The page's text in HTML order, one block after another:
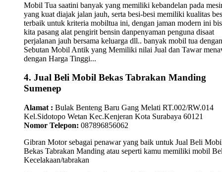
Mobil Tua saatini banyak yang memiliki kebandelan pada
yang kuat diajak jalan jauh, serta besi-besi memiliki kualitas
terbaik untuk kriteria mobiltua ini, dengan jaman modern ini
kita pasang alat pengirit bensin danpenyaman penguna disaat
perjalanan jauh bersama keluarga dll.. banyak mobil tua dengan
Sebutan Mobil Antik yang Memiliki nilai Jual dan Tawar
dengan Harga Tinggi...
4. Jual Beli Mobil Bekas Tabrakan Manding
Sumenep
Alamat : Bulak Benteng Baru Gang Melati RT.002/RW.014
Kel.Sidotopo Wetan Kec.Kenjeran Kota Surabaya 60121
Nomor Telepon: 087896856062
Gibran Motor sebagai penawar yang baik untuk Jual Beli
Bekas Tabrakan Manding atau seperti kamu memiliki mobil
Kecelakaan/tabrakan